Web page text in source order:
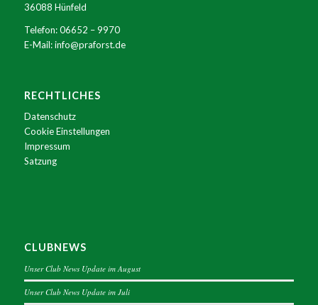
36088 Hünfeld
Telefon:06652 – 9970
E-Mail:info@praforst.de
RECHTLICHES
Datenschutz
Cookie Einstellungen
Impressum
Satzung
CLUBNEWS
Unser Club News Update im August
Unser Club News Update im Juli